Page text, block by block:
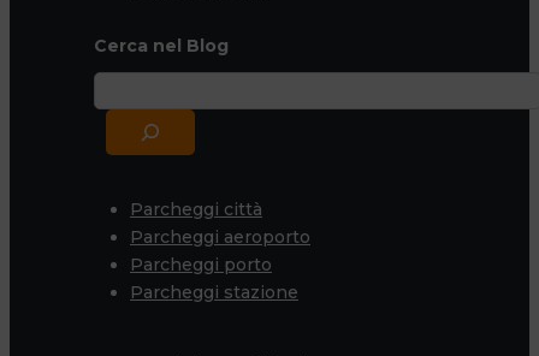
Cerca nel Blog
Parcheggi città
Parcheggi aeroporto
Parcheggi porto
Parcheggi stazione